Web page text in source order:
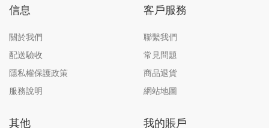
信息
關於我們
配送驗收
隱私權保護政策
服務說明
客戶服務
聯繫我們
常見問題
商品退貨
網站地圖
其他 我的賬戶